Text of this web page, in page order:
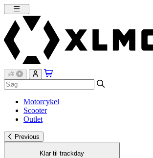
Motorcykel
Scooter
Outlet
Previous
Klar til trackday